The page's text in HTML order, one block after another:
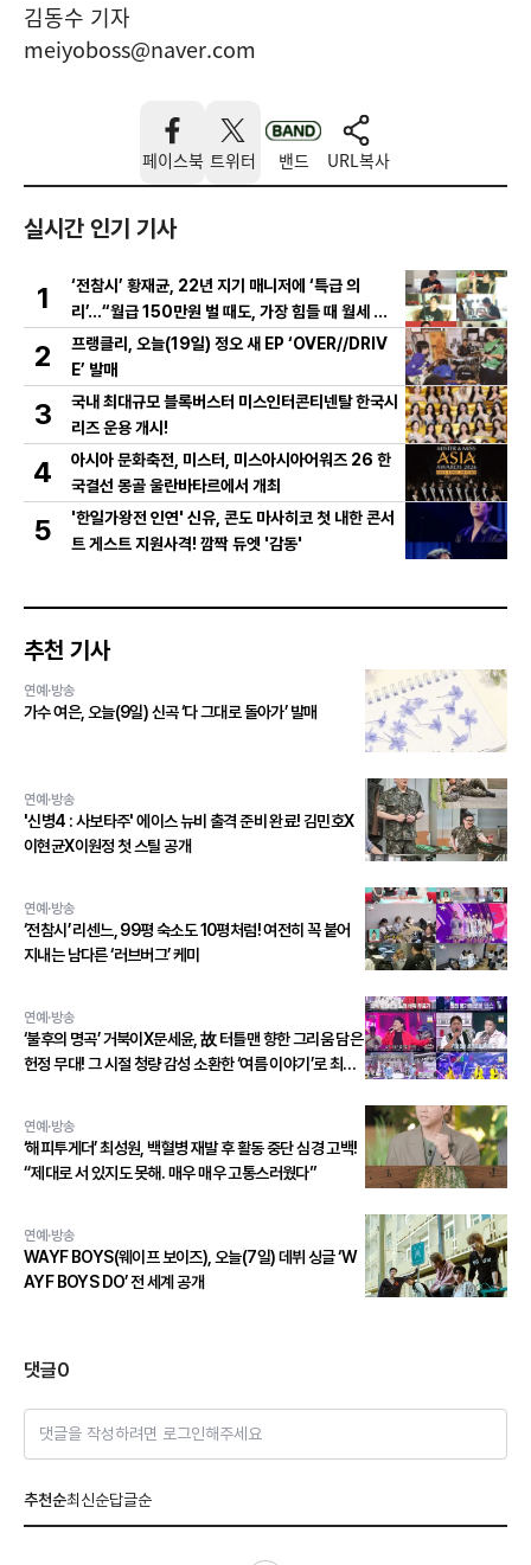
김동수 기자
meiyoboss@naver.com
페이스북 트위터 밴드 URL복사
실시간 인기 기사
1
‘전참시’ 황재균, 22년 지기 매니저에 ‘특급 의
리’...“월급 150만원 벌 때도, 가장 힘들 때 월세 대
신 내줘” 미담 大방출
2
프랭클리, 오늘(19일) 정오 새 EP ‘OVER//DRIV
E’ 발매
3
국내 최대규모 블록버스터 미스인터콘티넨탈 한국시
리즈 운용 개시!
4
아시아 문화축전, 미스터, 미스아시아어워즈 26 한
국결선 몽골 울란바타르에서 개최
5
'한일가왕전 인연' 신유, 콘도 마사히코 첫 내한 콘서
트 게스트 지원사격! 깜짝 듀엣 '감동'
추천 기사
연예·방송
가수 여은, 오늘(9일) 신곡 ‘다 그대로 돌아가’ 발매
연예·방송
'신병4 : 사보타주' 에이스 뉴비 출격 준비 완료! 김민호X
이현균X이원정 첫 스틸 공개
연예·방송
‘전참시’ 리센느, 99평 숙소도 10평처럼! 여전히 꼭 붙어
지내는 남다른 ‘러브버그’ 케미
연예·방송
‘불후의 명곡’ 거북이X문세윤, 故 터틀맨 향한 그리움 담은
헌정 무대! 그 시절 청량 감성 소환한 ‘여름 이야기’로 최종
연예·방송
‘해피투게더’ 최성원, 백혈병 재발 후 활동 중단 심경 고백!
“제대로 서 있지도 못해. 매우 매우 고통스러웠다”
연예·방송
WAYF BOYS(웨이프 보이즈), 오늘(7일) 데뷔 싱글 ‘W
AYF BOYS DO’ 전 세계 공개
댓글0
댓글을 작성하려면 로그인해주세요
추천순최신순답글순